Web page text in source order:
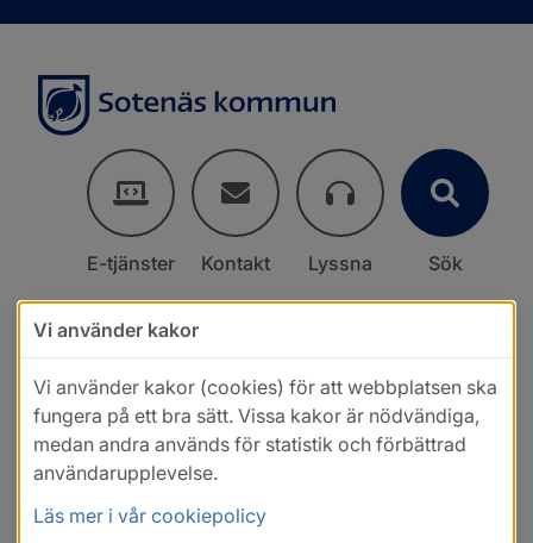
E-tjänster Kontakt Lyssna Sök
Vi använder kakor
Vi använder kakor (cookies) för att webbplatsen ska
fungera på ett bra sätt. Vissa kakor är nödvändiga,
medan andra används för statistik och förbättrad
användarupplevelse.
Läs mer i vår cookiepolicy